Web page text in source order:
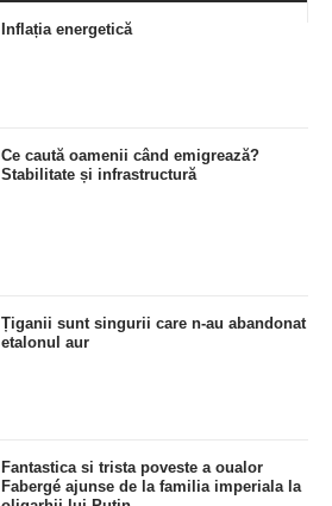
Inflația energetică
Ce caută oamenii când emigrează?
Stabilitate și infrastructură
Țiganii sunt singurii care n-au abandonat
etalonul aur
Fantastica si trista poveste a oualor
Fabergé ajunse de la familia imperiala la